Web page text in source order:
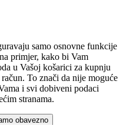
samo osnovne funkcije
primjer, kako bi Vam
u Vašoj košarici za kupnju
To znači da nije moguće
i svi dobiveni podaci
stranama.
obavezno